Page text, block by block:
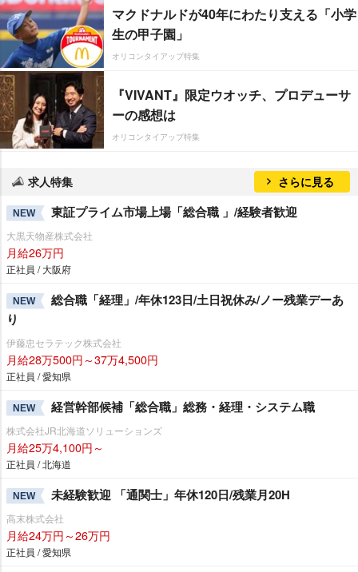
マクドナルドが40年にわたり支える「小学
生の甲子園」
オリコンタイアップ特集
『VIVANT』限定ウオッチ、プロデューサ
ーの感想は
オリコンタイアップ特集
求人特集 さらに見る
NEW 東証プライム市場上場「総合職 」/経験者歓迎
大黒天物産株式会社
月給26万円
正社員 / 大阪府
NEW
総合職「経理」/年休123日/土日祝休み/ノー残業デーあ
り
伊藤忠セラテック株式会社
月給28万500円～37万4,500円
正社員 / 愛知県
NEW 経営幹部候補「総合職」総務・経理・システム職
株式会社JR北海道ソリューションズ
月給25万4,100円～
正社員 / 北海道
NEW 未経験歓迎 「通関士」年休120日/残業月20H
高末株式会社
月給24万円～26万円
正社員 / 愛知県